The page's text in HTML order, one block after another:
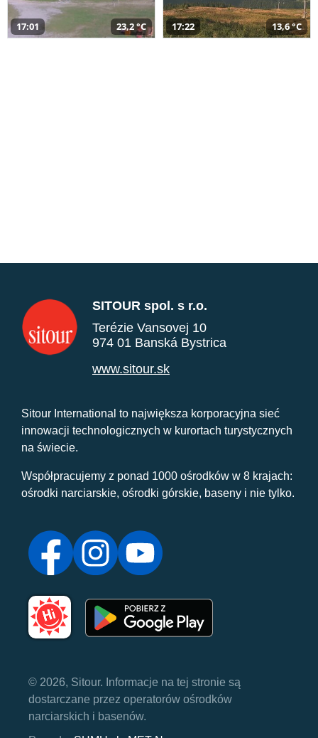
17:01 23,2 °C 17:22 13,6 °C
SITOUR spol. s r.o.
Terézie Vansovej 10
974 01 Banská Bystrica
www.sitour.sk
Sitour International to największa korporacyjna sieć
innowacji technologicznych w kurortach turystycznych
na świecie.
Współpracujemy z ponad 1000 ośrodków w 8 krajach:
ośrodki narciarskie, ośrodki górskie, baseny i nie tylko.
© 2026, Sitour. Informacje na tej stronie są
dostarczane przez operatorów ośrodków
narciarskich i basenów.